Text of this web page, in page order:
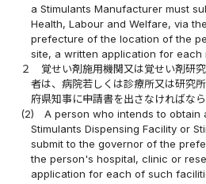
a Stimulants Manufacturer must
Health, Labour and Welfare, via
prefecture of the location of the
site, a written application for each
２
覚せい剤施用機関又は覚せい剤研
者は、病院若しくは診療所又は研究
府県知事に申請書を出さなければなら
(2)
A person who intends to obtain
Stimulants Dispensing Facility or
submit to the governor of the
the person's hospital, clinic or
application for each of such